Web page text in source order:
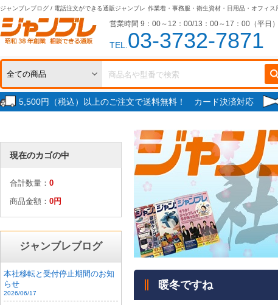
ジャンブレブログ / 電話注文ができる通販ジャンブレ 作業着・事務服・衛生資材・日用品・オフィ
営業時間 9：00～12：00/13：00～17：00（平日）
TEL.03-3732-7871
5,500円（税込）以上のご注文で送料無料！ カード決済対応
暖冬ですね
現在のカゴの中
合計数量： 0
商品金額： 0円
ジャンブレブログ
本社移転と受付停止期間のお知
らせ
2026/06/17